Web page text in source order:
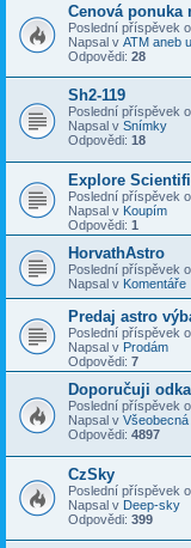
Cenová ponuka
Poslední příspěvek
Napsal v ATM aneb
Odpovědi: 28
Sh2-119
Poslední příspěvek
Napsal v Snímky
Odpovědi: 18
Explore
Poslední příspěvek
Napsal v Koupím
Odpovědi: 1
HorvathAstro
Poslední příspěvek
Napsal v Komentáře
Predaj astro
Poslední příspěvek
Napsal v Prodám
Odpovědi: 7
Doporučuji
Poslední příspěvek
Napsal v
Odpovědi: 4897
CzSky
Poslední příspěvek
Napsal v Deep-sky
Odpovědi: 399